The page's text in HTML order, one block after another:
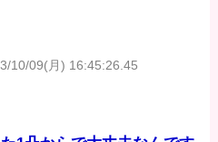
10/09(月) 16:45:26.45